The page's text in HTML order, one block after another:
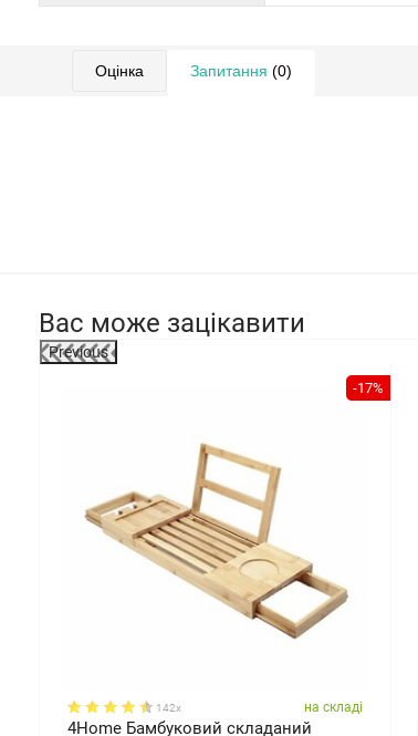
Оцінка Запитання (0)
Вас може зацікавити
Previous
-17%
142x на складі
4Home Бамбуковий складаний